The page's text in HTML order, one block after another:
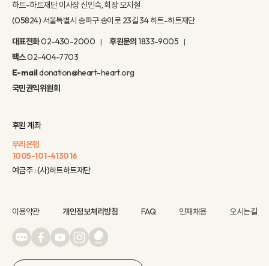
하트-하트재단 이사장 신인숙, 회장 오지철
(05824) 서울특별시 송파구 송이로 23길 34 하트-하트재단
대표전화02-430-2000 후원문의1833-9005
팩스02-404-7703
E-maildonation@heart-heart.org
국민권익위원회
후원 계좌
우리은행
1005-101-413016
예금주 : (사)하트하트재단
이용약관 개인정보처리방침 FAQ 인재채용 오시는길